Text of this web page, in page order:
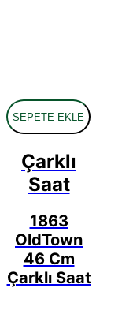
SEPETE EKLE
Çarklı
Saat
1863
OldTown
46 Cm
Çarklı Saat